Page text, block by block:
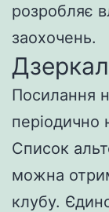
розробляє
заохочень.
Посилання
періодично
Список
можна
клубу.